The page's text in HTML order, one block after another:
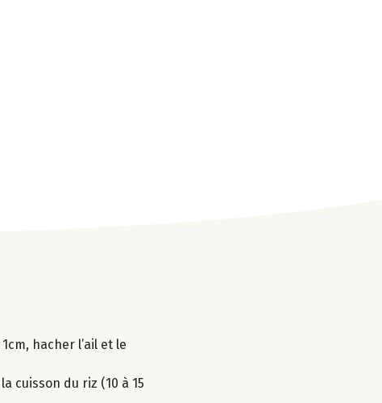
hacher l’ail et le
cuisson du riz (10 à 15